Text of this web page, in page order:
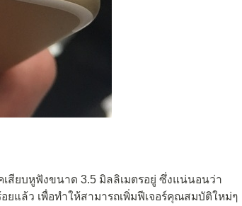
สียบหูฟังขนาด 3.5 มิลลิเมตรอยู่ ซึ่งแน่นอนว่า
ยแล้ว เพื่อทำให้สามารถเพิ่มฟีเจอร์คุณสมบัติใหม่ๆ